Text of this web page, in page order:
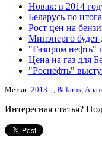
Новак: в 2014
Беларусь по
Рост цен на
Минэнерго будет
"Газпром нефть"
Цена на газ для
"Роснефть"
Метки: 2013 г. Belarus
Интересная статья?